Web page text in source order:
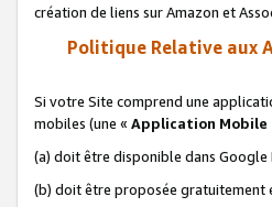
création de liens sur Amazon et
Politique Relative aux
Si votre Site comprend une
mobiles (une « Application Mobile
(a) doit être disponible dans
(b) doit être proposée gratuitement